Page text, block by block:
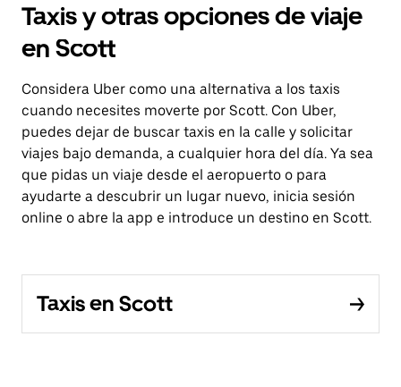
Taxis y otras opciones de viaje
en Scott
Considera Uber como una alternativa a los taxis
cuando necesites moverte por Scott. Con Uber,
puedes dejar de buscar taxis en la calle y solicitar
viajes bajo demanda, a cualquier hora del día. Ya sea
que pidas un viaje desde el aeropuerto o para
ayudarte a descubrir un lugar nuevo, inicia sesión
online o abre la app e introduce un destino en Scott.
Taxis en Scott